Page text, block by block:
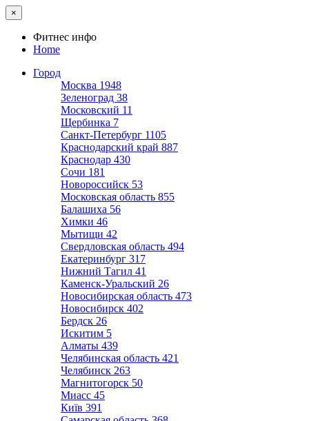
×
Фитнес инфо
Home
Город
Москва 1948
Зеленоград 38
Московский 11
Щербинка 7
Санкт-Петербург 1105
Краснодарский край 887
Краснодар 430
Сочи 181
Новороссийск 53
Московская область 855
Балашиха 56
Химки 46
Мытищи 42
Свердловская область 494
Екатеринбург 317
Нижний Тагил 41
Каменск-Уральский 26
Новосибирская область 473
Новосибирск 402
Бердск 26
Искитим 5
Алматы 439
Челябинская область 421
Челябинск 263
Магнитогорск 50
Миасс 45
Київ 391